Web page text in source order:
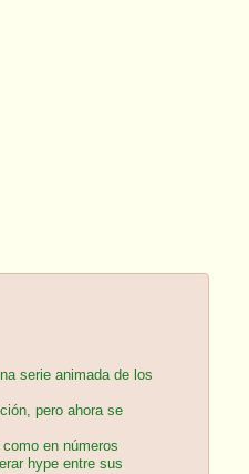
serie animada de los
pero ahora se
en números
hype entre sus